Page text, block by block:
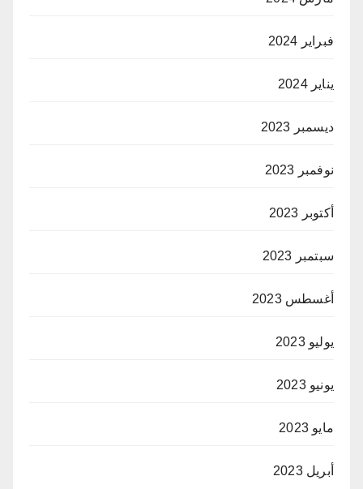
فبراير 2024
يناير 2024
ديسمبر 2023
نوفمبر 2023
أكتوبر 2023
سبتمبر 2023
أغسطس 2023
يوليو 2023
يونيو 2023
مايو 2023
أبريل 2023